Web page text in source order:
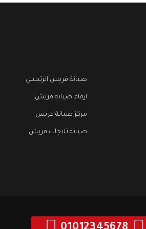
صيانة فريش الرئيسي
ارقام صيانة فريش
مركز صيانة فريش
صيانة ثلاجات فريش